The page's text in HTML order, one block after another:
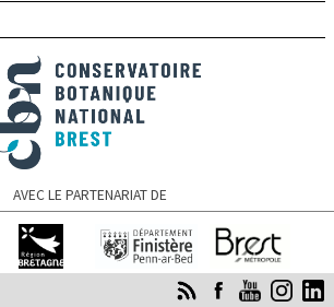
Conservatoire botanique national de Brest
AVEC LE PARTENARIAT DE
Région Bretagne Finistère Brest Métropole